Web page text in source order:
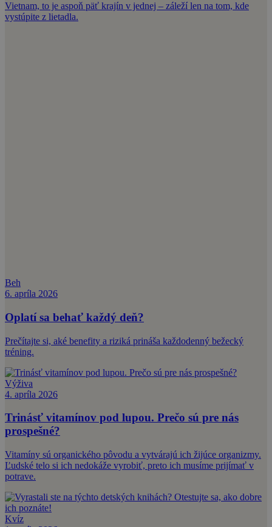
Vietnam, to je aspoň päť krajín v jednej – záleží len na tom, kde
vystúpite z lietadla.
Beh
6. apríla 2026
Oplatí sa behať každý deň?
Prečítajte si, aké benefity a riziká prináša každodenný bežecký
tréning.
Výživa
4. apríla 2026
Trinásť vitamínov pod lupou. Prečo sú pre nás
prospešné?
Vitamíny sú organického pôvodu a vytvárajú ich žijúce organizmy.
Ľudské telo si ich nedokáže vyrobiť, preto ich musíme prijímať v
potrave.
Kvíz